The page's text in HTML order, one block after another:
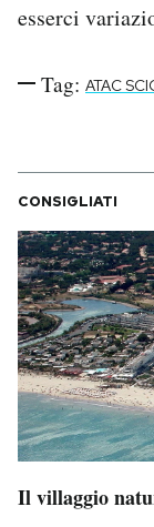
esserci
Tag: ATAC
CONSIGLIATI
Il villaggio